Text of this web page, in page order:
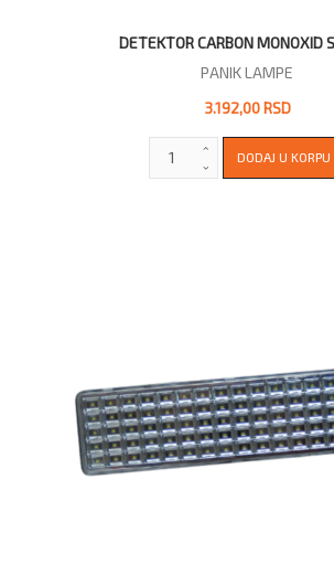
DETEKTOR CARBON MONOXID
PANIK LAMPE
3.192,00 RSD